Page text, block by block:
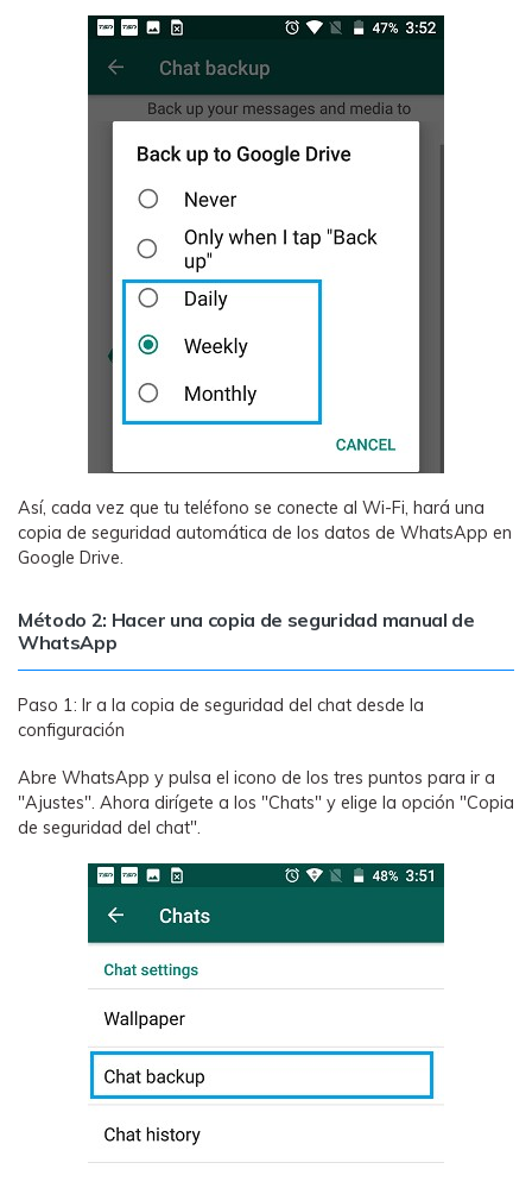
Así, cada vez que tu teléfono se conecte al Wi-Fi, hará una
copia de seguridad automática de los datos de WhatsApp en
Google Drive.
Método 2: Hacer una copia de seguridad manual de
WhatsApp
Paso 1: Ir a la copia de seguridad del chat desde la
configuración
Abre WhatsApp y pulsa el icono de los tres puntos para ir a
"Ajustes". Ahora dirígete a los "Chats" y elige la opción "Copia
de seguridad del chat".